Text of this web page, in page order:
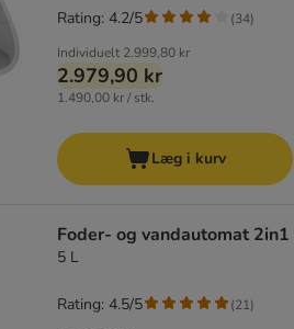
Individuelt 2.999,80 kr
2.979,90 kr
1.490,00 kr / stk.
Rating: 4.2/5 (34)
Læg i kurv
Foder- og vandautomat 2in1
5 L
Rating: 4.5/5 (21)